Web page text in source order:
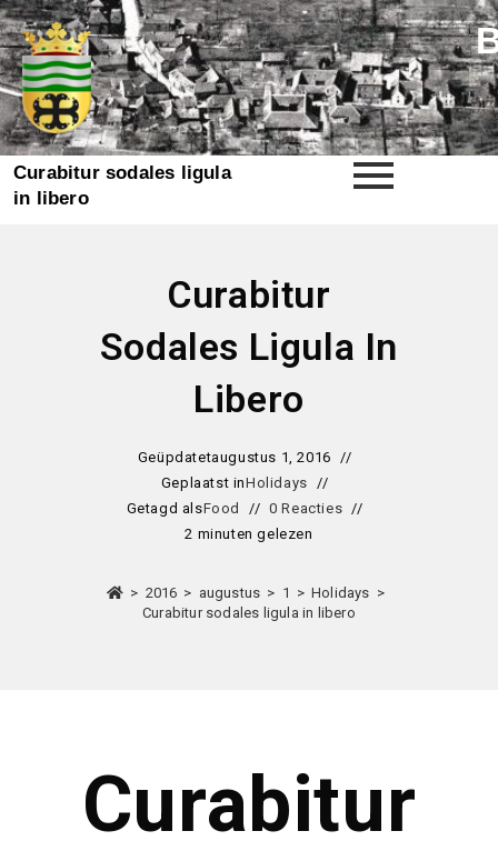
Curabitur sodales ligula
in libero
Curabitur
Sodales Ligula In
Libero
Geüpdatetaugustus 1, 2016
Geplaatst inHolidays
Getagd alsFood
0 Reacties
2 minuten gelezen
> 2016 > augustus > 1 > Holidays >
Curabitur sodales ligula in libero
Curabitur